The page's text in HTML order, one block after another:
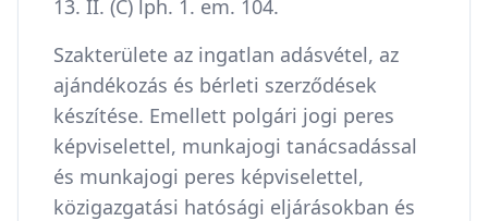
13. II. (C) lph. 1. em. 104.
Szakterülete az ingatlan adásvétel, az
ajándékozás és bérleti szerződések
készítése. Emellett polgári jogi peres
képviselettel, munkajogi tanácsadással
és munkajogi peres képviselettel,
közigazgatási hatósági eljárásokban és